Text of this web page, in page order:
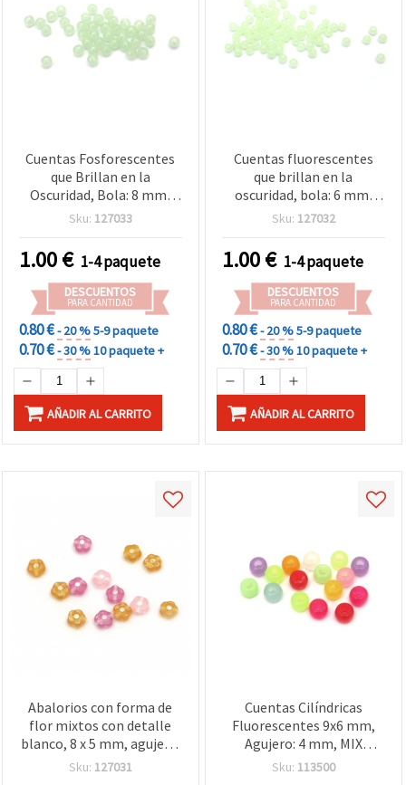
Cuentas Fosforescentes
que Brillan en la
Oscuridad, Bola: 8 mm,
Agujero: 2 mm - 50 g ~ 215
Sku: 127033
1.00€ 1-4 paquete
DESCUENTOS
PARA CANTIDAD
0.80 €- 20 %5-9 paquete
0.70 €- 30 %10 paquete +
AÑADIR AL CARRITO
Cuentas fluorescentes
que brillan en la
oscuridad, bola: 6 mm,
agujero: 1,5 mm - 50 g
Sku: 127032
1.00€ 1-4 paquete
DESCUENTOS
PARA CANTIDAD
0.80 €- 20 %5-9 paquete
0.70 €- 30 %10 paquete +
AÑADIR AL CARRITO
Abalorios con forma de
flor mixtos con detalle
blanco, 8 x 5 mm, agujero:
1 mm, 20 g (aprox. 105
Sku: 127031
Cuentas Cilíndricas
Fluorescentes 9x6 mm,
Agujero: 4 mm, MIX
(Surtido) - 20 g ~ 75 piezas
Sku: 113500